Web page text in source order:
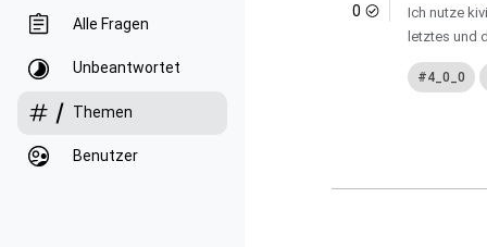
Alle Fragen
Unbeantwortet
Themen
Benutzer
0
Ich nutze
letztes und
4_0_0